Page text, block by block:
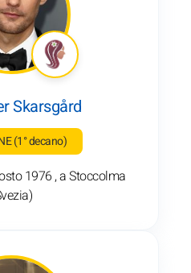
Skarsgård
(1° decano)
1976 , a Stoccolma